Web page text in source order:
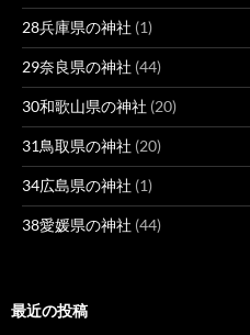
28兵庫県の神社 (1)
29奈良県の神社 (44)
30和歌山県の神社 (20)
31鳥取県の神社 (20)
34広島県の神社 (1)
38愛媛県の神社 (44)
最近の投稿